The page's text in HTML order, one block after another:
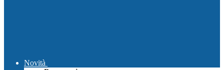
Novità